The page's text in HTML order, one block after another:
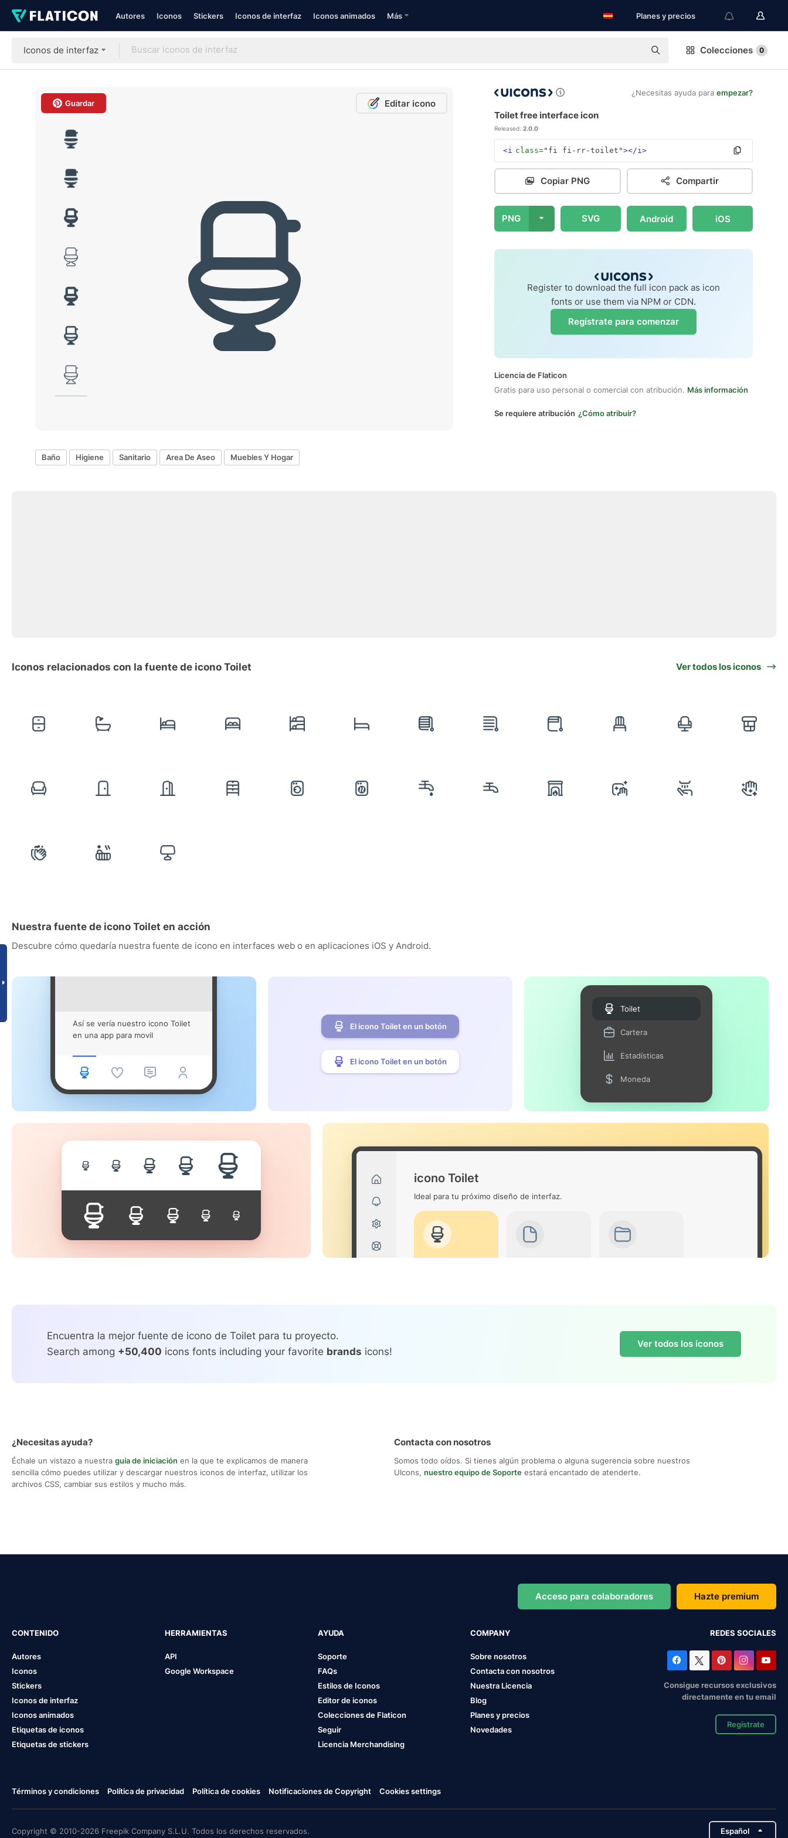
Autores Iconos Stickers Iconos de interfaz Iconos animados Más Planes y precios
Iconos de interfaz Colecciones 0
Guardar Editar icono
¿Necesitas ayuda para empezar?
Toilet free interface icon
Released: 2.0.0
<i class="fi fi-rr-toilet"></i>
Copiar PNG Compartir
PNG SVG Android iOS
Register to download the full icon pack as icon
fonts or use them via NPM or CDN.
Regístrate para comenzar
Licencia de Flaticon
Gratis para uso personal o comercial con atribución. Más información
Se requiere atribución ¿Cómo atribuir?
Baño Higiene Sanitario Area De Aseo Muebles Y Hogar
Iconos relacionados con la fuente de icono Toilet Ver todos los iconos
Nuestra fuente de icono Toilet en acción
Descubre cómo quedaría nuestra fuente de icono en interfaces web o en aplicaciones iOS y Android.
Así se vería nuestro icono Toilet
en una app para movil
El icono Toilet en un botón
El icono Toilet en un botón
Toilet
Cartera
Estadísticas
Moneda
icono Toilet
Ideal para tu próximo diseño de interfaz.
Encuentra la mejor fuente de icono de Toilet para tu proyecto.
Search among +50,400 icons fonts including your favorite brands icons!
Ver todos los iconos
¿Necesitas ayuda?
Échale un vistazo a nuestra guía de iniciación en la que te explicamos de manera
sencilla cómo puedes utilizar y descargar nuestros iconos de interfaz, utilizar los
archivos CSS, cambiar sus estilos y mucho más.
Contacta con nosotros
Somos todo oídos. Si tienes algún problema o alguna sugerencia sobre nuestros
UIcons, nuestro equipo de Soporte estará encantado de atenderte.
Acceso para colaboradores Hazte premium
CONTENIDO
Autores
Iconos
Stickers
Iconos de interfaz
Iconos animados
Etiquetas de iconos
Etiquetas de stickers
HERRAMIENTAS
API
Google Workspace
AYUDA
Soporte
FAQs
Estilos de Iconos
Editor de iconos
Colecciones de Flaticon
Seguir
Licencia Merchandising
COMPANY
Sobre nosotros
Contacta con nosotros
Nuestra Licencia
Blog
Planes y precios
Novedades
REDES SOCIALES
Consigue recursos exclusivos
directamente en tu email
Regístrate
Términos y condiciones Política de privacidad Política de cookies Notificaciones de Copyright Cookies settings
Copyright © 2010-2026 Freepik Company S.L.U. Todos los derechos reservados. Español